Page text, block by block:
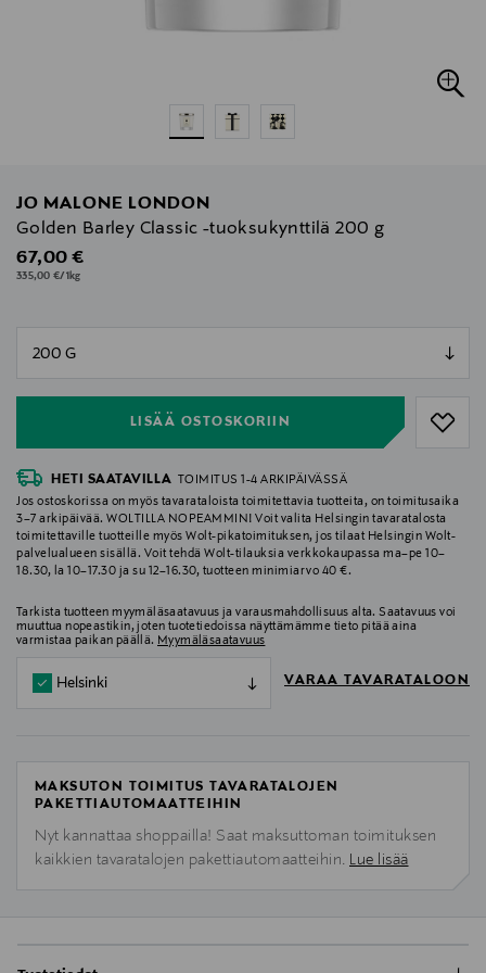
JO MALONE LONDON
Golden Barley Classic -tuoksukynttilä 200 g
Original Price
67,00 €
335,00 €/1kg
LISÄÄ OSTOSKORIIN
HETI SAATAVILLA
TOIMITUS 1-4 ARKIPÄIVÄSSÄ
Jos ostoskorissa on myös tavarataloista toimitettavia tuotteita, on toimitusaika
3–7 arkipäivää. WOLTILLA NOPEAMMIN! Voit valita Helsingin tavaratalosta
toimitettaville tuotteille myös Wolt-pikatoimituksen, jos tilaat Helsingin Wolt-
palvelualueen sisällä. Voit tehdä Wolt-tilauksia verkkokaupassa ma–pe 10–
18.30, la 10–17.30 ja su 12–16.30, tuotteen minimiarvo 40 €.
Tarkista tuotteen myymäläsaatavuus ja varausmahdollisuus alta. Saatavuus voi
muuttua nopeastikin, joten tuotetiedoissa näyttämämme tieto pitää aina
varmistaa paikan päällä. Myymäläsaatavuus
Helsinki VARAA TAVARATALOON
MAKSUTON TOIMITUS TAVARATALOJEN
PAKETTIAUTOMAATTEIHIN
Nyt kannattaa shoppailla! Saat maksuttoman toimituksen
kaikkien tavaratalojen pakettiautomaatteihin. Lue lisää